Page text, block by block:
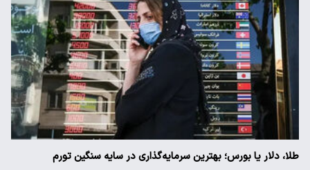
طلا، دلار یا بورس؛ بهترین سرمایه‌گذاری در سایه سنگین تورم